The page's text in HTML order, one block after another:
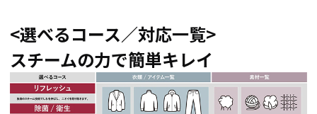
<選べるコース／対応一覧>
スチームの力で簡単キレイ